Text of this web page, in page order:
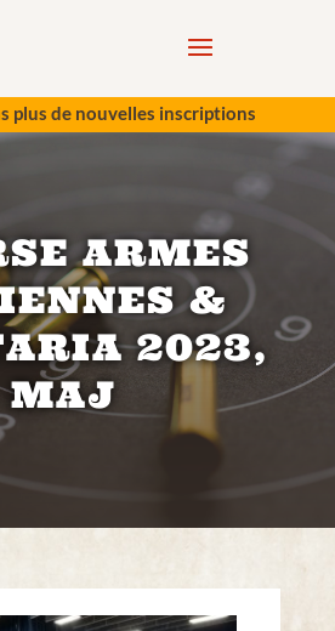
plus de nouvelles inscriptions
ARMES
&
2023,
MAJ